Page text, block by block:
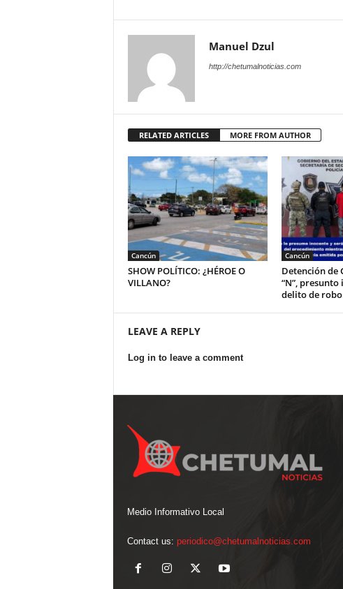
Manuel Dzul
http://chetumalnoticias.com
RELATED ARTICLES MORE FROM AUTHOR
Cancún
SHOW POLÍTICO: ¿HÉROE O
VILLANO?
Cancún
Detención de
“N”,
delito de
LEAVE A REPLY
Log in to leave a comment
Medio Informativo Local
Contact us: periodico@chetumalnoticias.com